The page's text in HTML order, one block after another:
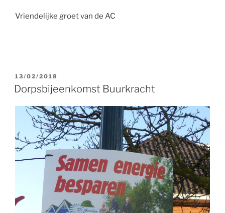
Vriendelijke groet van de AC
GEPLAATST
OP
13/02/2018
Dorpsbijeenkomst Buurkracht